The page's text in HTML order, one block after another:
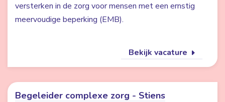
versterken in de zorg voor mensen met een ernstig
meervoudige beperking (EMB).
Bekijk vacature
Begeleider complexe zorg - Stiens